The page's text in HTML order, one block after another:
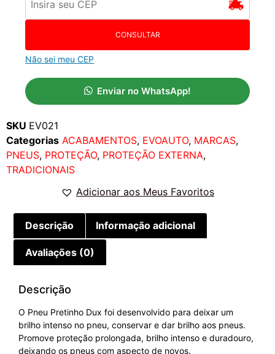
CONSULTAR
Não sei meu CEP
Enviar no WhatsApp!
SKU EV021
Categorias ACABAMENTOS, EVOAUTO, MARCAS,
PNEUS, PROTEÇÃO, PROTEÇÃO EXTERNA,
TRADICIONAIS
Adicionar aos Meus Favoritos
Descrição Informação adicional
Avaliações (0)
Descrição
O Pneu Pretinho Dux foi desenvolvido para deixar um
brilho intenso no pneu, conservar e dar brilho aos pneus.
Promove proteção prolongada, brilho intenso e duradouro,
deixando os pneus com aspecto de novos.